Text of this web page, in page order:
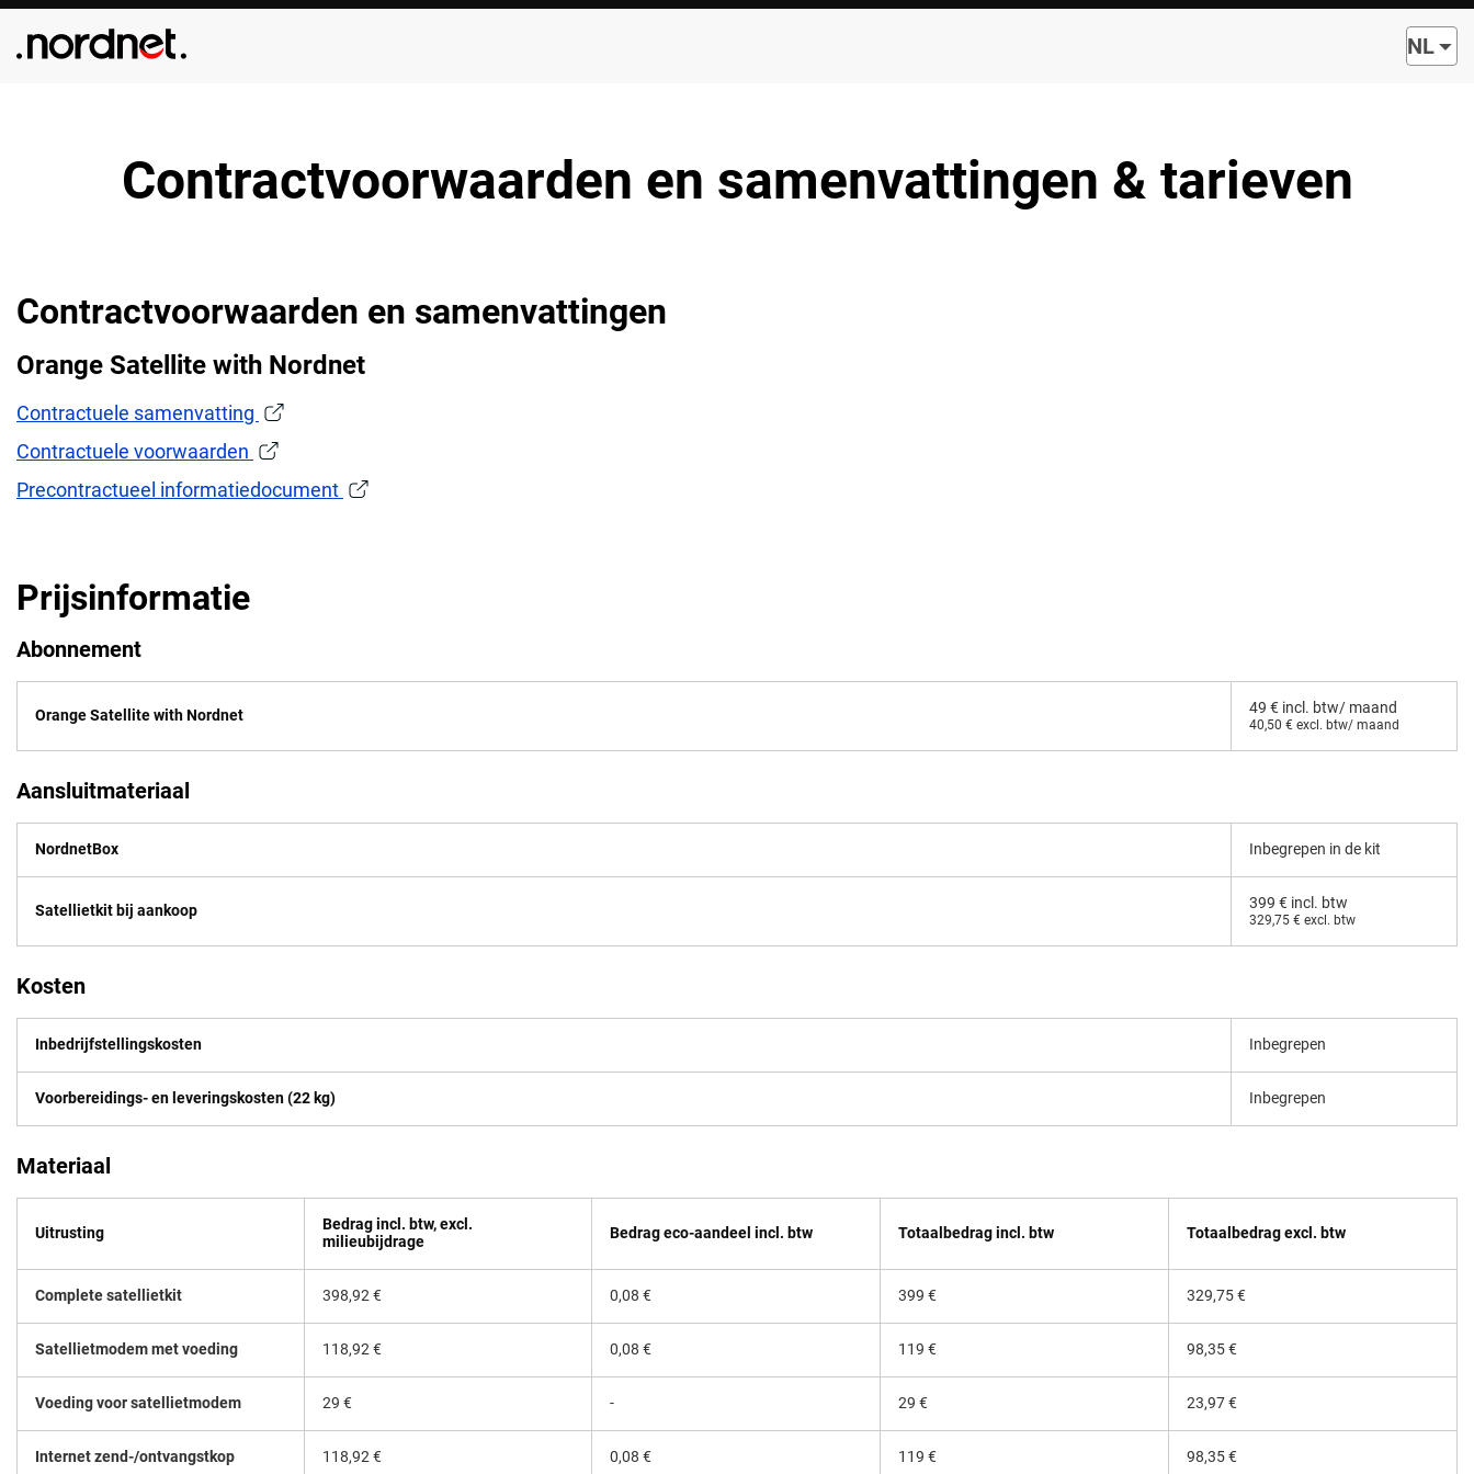
contenu
principal
NL
Contractvoorwaarden en samenvattingen & tarieven
Contractvoorwaarden en samenvattingen
Orange Satellite with Nordnet
Contractuele samenvatting
Contractuele voorwaarden
Precontractueel informatiedocument
Prijsinformatie
Abonnement
Orange Satellite with Nordnet 49 € incl. btw/ maand
40,50 € excl. btw/ maand
Aansluitmateriaal
NordnetBox Inbegrepen in de kit
Satellietkit bij aankoop 399 € incl. btw
329,75 € excl. btw
Kosten
Inbedrijfstellingskosten Inbegrepen
Voorbereidings- en leveringskosten (22 kg) Inbegrepen
Materiaal
Uitrusting
Bedrag incl. btw, excl.
milieubijdrage
Bedrag eco-aandeel incl. btw Totaalbedrag incl. btw Totaalbedrag excl. btw
Complete satellietkit 398,92 € 0,08 € 399 € 329,75 €
Satellietmodem met voeding 118,92 € 0,08 € 119 € 98,35 €
Voeding voor satellietmodem 29 € Niet van toepassing
- 29 € 23,97 €
Internet zend-/ontvangstkop 118,92 € 0,08 € 119 € 98,35 €